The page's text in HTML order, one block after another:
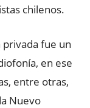
chilenos.
privada fue un
en ese
entre otras,
Nuevo